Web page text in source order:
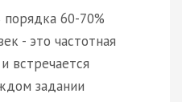
60-70%
- это частотная
встречается
задании